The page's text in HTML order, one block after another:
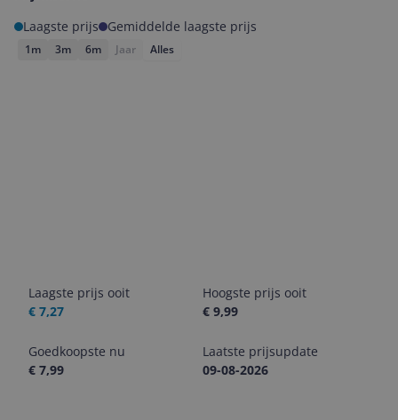
Laagste prijs
Gemiddelde laagste prijs
1m 3m 6m Jaar Alles
Laagste prijs ooit
€ 7,27
Hoogste prijs ooit
€ 9,99
Goedkoopste nu
€ 7,99
Laatste prijsupdate
09-08-2026